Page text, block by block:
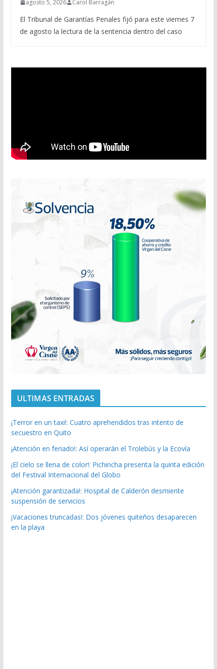
agosto 5, 2026 Carol Barragán
El Tribunal de Garantías Penales fijó para este viernes 7
de agosto la lectura de la sentencia dentro del caso
ULTIMAS ENTRADAS
¡Terror en un taxi!: Cuatro aprehendidos tras intento de
secuestro en Quito
¡Atención en feriado!: Así operarán el Trolebús y la Ecovía
¡El cielo se llena de color!: Pichincha presenta la quinta edición
del Festival Internacional del Globo
¡Atención garantizada!: Hospital de Calderón desmiente
suspensión de servicios
¡Vacaciones truncadas!: Dos jóvenes quiteños desaparecen
en la playa